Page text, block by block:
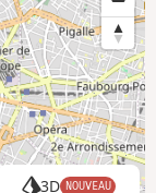
3D NOUVEAU